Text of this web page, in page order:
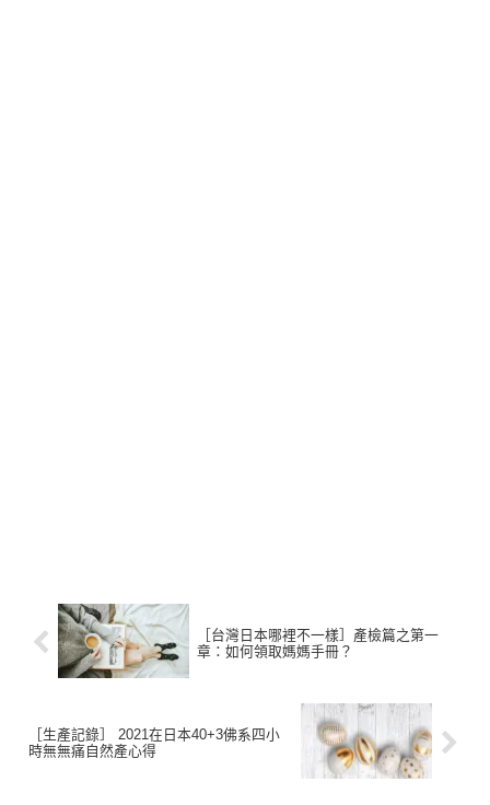
［台灣日本哪裡不一樣］產檢篇之第一
章：如何領取媽媽手冊？
［生產記錄］ 2021在日本40+3佛系四小
時無無痛自然產心得